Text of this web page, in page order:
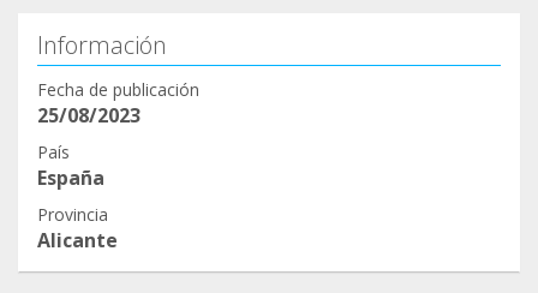
Información
Fecha de publicación
25/08/2023
País
España
Provincia
Alicante